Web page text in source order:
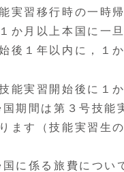
実習移行時の一時
か月以上本国に一
後１年以内に，１
技能実習開始後に１
期間は第３号技能
ます（技能実習生
に係る旅費につい